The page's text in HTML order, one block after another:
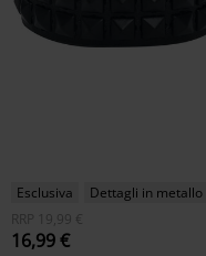
Esclusiva
Dettagli in metallo
RRP
19,99 €
16,99 €